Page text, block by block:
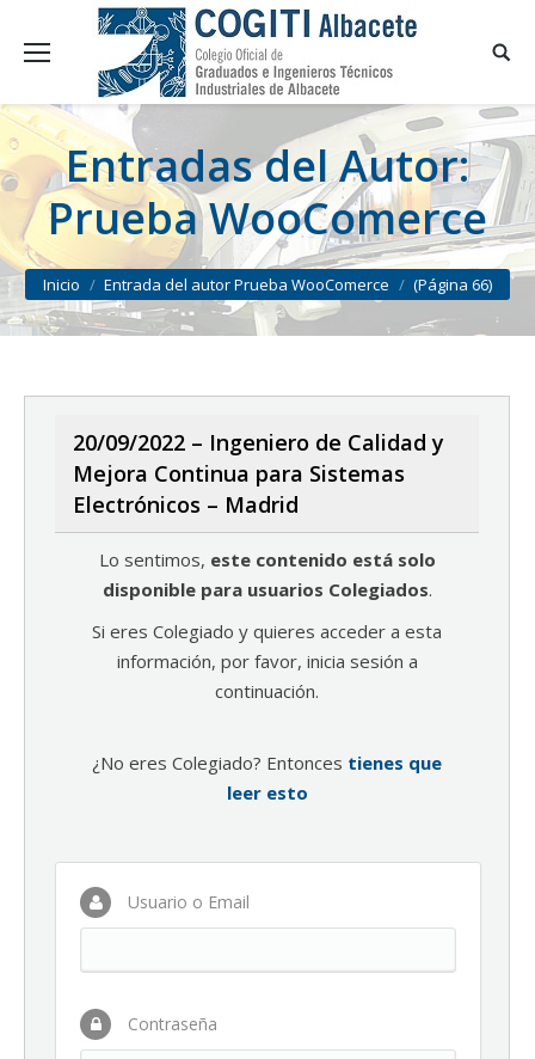
Entradas del Autor:
Prueba WooComerce
You are here:
Inicio Entrada del autor Prueba WooComerce (Página 66)
20/09/2022 – Ingeniero de Calidad y
Mejora Continua para Sistemas
Electrónicos – Madrid
Lo sentimos, este contenido está solo
disponible para usuarios Colegiados.
Si eres Colegiado y quieres acceder a esta
información, por favor, inicia sesión a
continuación.
¿No eres Colegiado? Entonces tienes que
leer esto
Usuario o Email
Contraseña